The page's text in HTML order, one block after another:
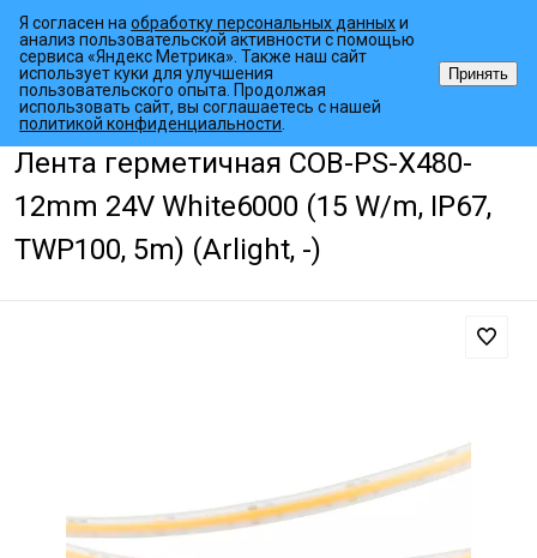
Главная страница • Каталог товаров • Светодиодные ленты
Лента герметичная COB-PS-X480-
12mm 24V White6000 (15 W/m, IP67,
TWP100, 5m) (Arlight, -)
Я согласен наобработку персональных данныхи
анализ пользовательской активности с помощью
сервиса «Яндекс Метрика». Также наш сайт
использует куки для улучшения
пользовательского опыта. Продолжая
использовать сайт, вы соглашаетесь с нашей
политикой конфиденциальности
Принять